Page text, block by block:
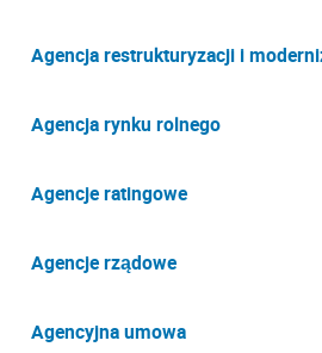
Agencja restrukturyzacji i
Agencja rynku rolnego
Agencje ratingowe
Agencje rządowe
Agencyjna umowa